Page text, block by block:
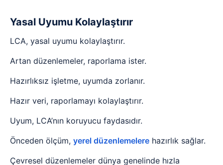
Yasal Uyumu Kolaylaştırır
LCA, yasal uyumu kolaylaştırır.
Artan düzenlemeler, raporlama ister.
Hazırlıksız işletme, uyumda zorlanır.
Hazır veri, raporlamayı kolaylaştırır.
Uyum, LCA’nın koruyucu faydasıdır.
Önceden ölçüm, yerel düzenlemelere hazırlık sağlar.
Çevresel düzenlemeler dünya genelinde hızla